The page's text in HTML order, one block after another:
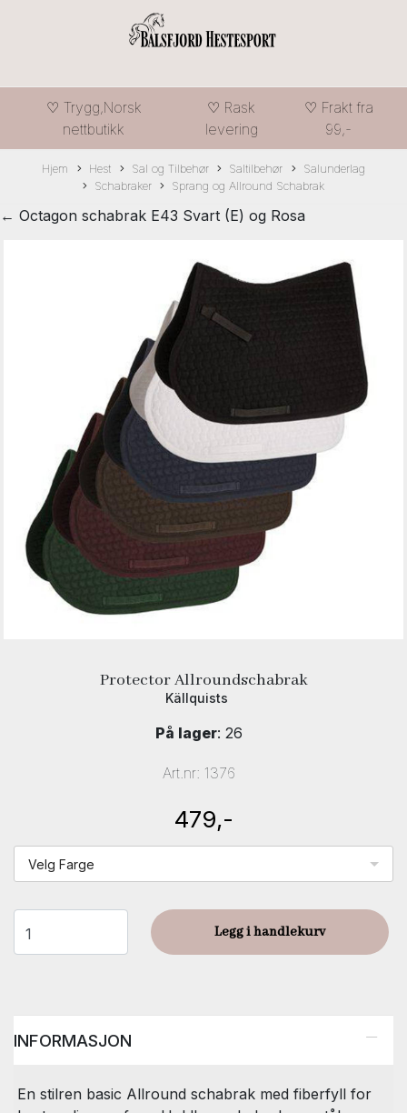
♡ Trygg,Norsk
nettbutikk
♡ Rask
levering
♡ Frakt fra
99,-
Hjem Hest Sal og Tilbehør Saltilbehør
Salunderlag
Schabraker
Sprang og Allround Schabrak
← Octagon schabrak E43 Svart (E) og Rosa
Protector Allroundschabrak
Källquists
På lager: 26
Art.nr: 1376
479,-
Velg Farge
Legg i handlekurv
INFORMASJON
En stilren basic Allround schabrak med fiberfyll for